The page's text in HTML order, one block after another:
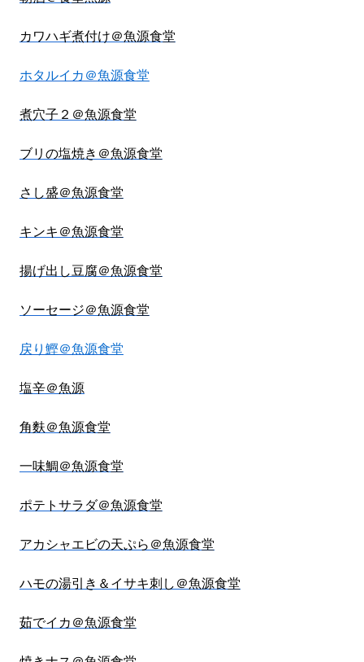
カワハギ煮付け＠魚源食堂
ホタルイカ＠魚源食堂
煮穴子２＠魚源食堂
ブリの塩焼き＠魚源食堂
さし盛＠魚源食堂
キンキ＠魚源食堂
揚げ出し豆腐＠魚源食堂
ソーセージ＠魚源食堂
戻り鰹＠魚源食堂
塩辛＠魚源
角麩＠魚源食堂
一味鯛＠魚源食堂
ポテトサラダ＠魚源食堂
アカシャエビの天ぷら＠魚源食堂
ハモの湯引き＆イサキ刺し＠魚源食堂
茹でイカ＠魚源食堂